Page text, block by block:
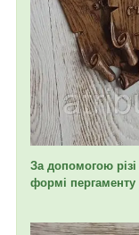
За допомогою
формі пергаменту